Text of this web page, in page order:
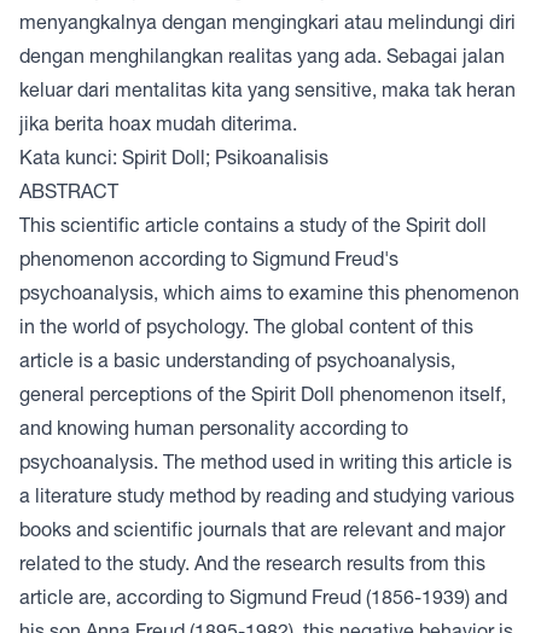
menyangkalnya dengan mengingkari atau melindungi diri
dengan menghilangkan realitas yang ada. Sebagai jalan
keluar dari mentalitas kita yang sensitive, maka tak heran
jika berita hoax mudah diterima.
Kata kunci: Spirit Doll; Psikoanalisis
ABSTRACT
This scientific article contains a study of the Spirit doll
phenomenon according to Sigmund Freud's
psychoanalysis, which aims to examine this phenomenon
in the world of psychology. The global content of this
article is a basic understanding of psychoanalysis,
general perceptions of the Spirit Doll phenomenon itself,
and knowing human personality according to
psychoanalysis. The method used in writing this article is
a literature study method by reading and studying various
books and scientific journals that are relevant and major
related to the study. And the research results from this
article are, according to Sigmund Freud (1856-1939) and